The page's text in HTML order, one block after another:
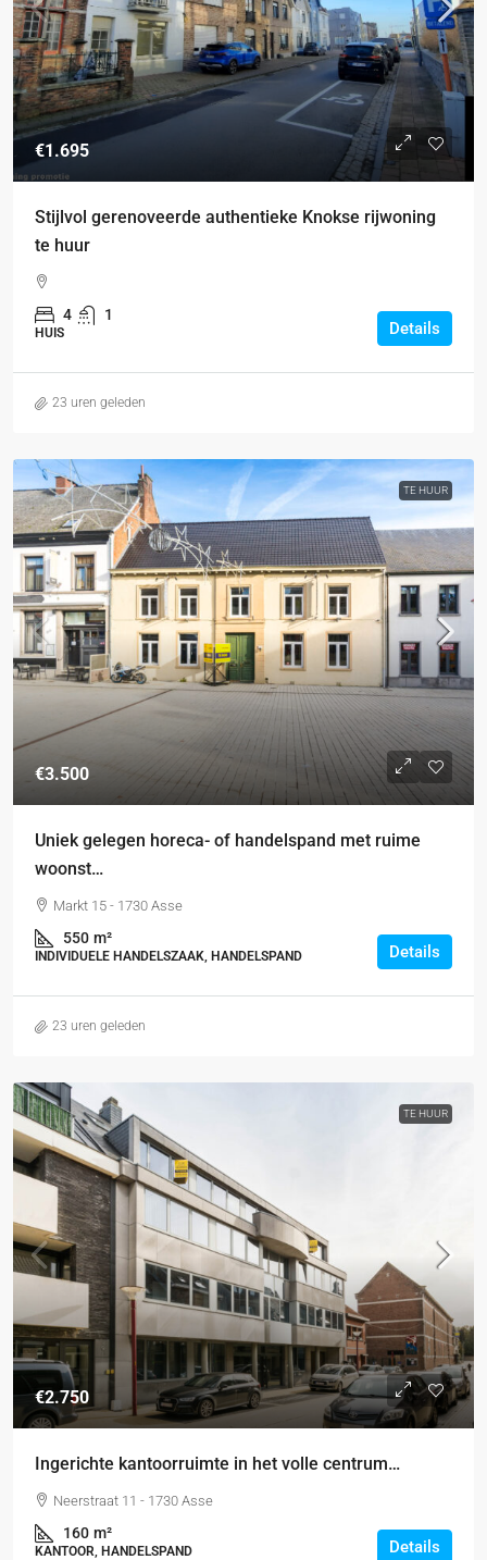
€1.695
Stijlvol gerenoveerde authentieke Knokse rijwoning
te huur
4 1
HUIS Details
23 uren geleden
TE HUUR
€3.500
Uniek gelegen horeca- of handelspand met ruime
woonst…
Markt 15 - 1730 Asse
550 m²
INDIVIDUELE HANDELSZAAK, HANDELSPAND Details
23 uren geleden
TE HUUR
€2.750
Ingerichte kantoorruimte in het volle centrum…
Neerstraat 11 - 1730 Asse
160 m²
KANTOOR, HANDELSPAND Details